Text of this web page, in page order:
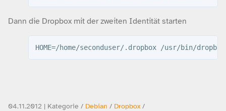
Dann die Dropbox mit der zweiten Identität starten
HOME=/home/seconduser/.dropbox /usr/bin/
04.11.2012 | Kategorie / Debian / Dropbox/